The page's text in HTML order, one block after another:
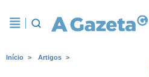
Início Artigos